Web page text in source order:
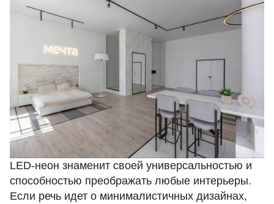
LED-неон знаменит своей универсальностью и
способностью преображать любые интерьеры.
Если речь идет о минималистичных дизайнах,